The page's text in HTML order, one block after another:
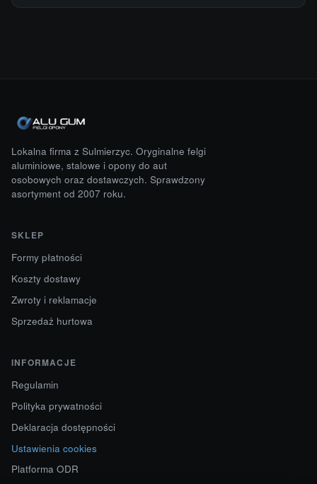
Lokalna firma z Sulmierzyc. Oryginalne felgi
aluminiowe, stalowe i opony do aut
osobowych oraz dostawczych. Sprawdzony
asortyment od 2007 roku.
SKLEP
Formy płatności
Koszty dostawy
Zwroty i reklamacje
Sprzedaż hurtowa
INFORMACJE
Regulamin
Polityka prywatności
Deklaracja dostępności
Ustawienia cookies
Platforma ODR